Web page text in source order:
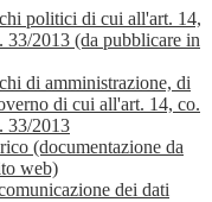
politici di cui all'art. 14,
33/2013 (da pubblicare in
di amministrazione, di
di cui all'art. 14, co.
33/2013
(documentazione da
web)
dei dati